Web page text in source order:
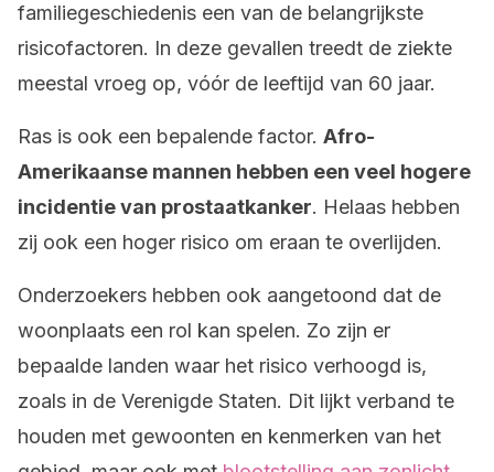
familiegeschiedenis een van de belangrijkste
risicofactoren. In deze gevallen treedt de ziekte
meestal vroeg op, vóór de leeftijd van 60 jaar.
Ras is ook een bepalende factor. Afro-
Amerikaanse mannen hebben een veel hogere
incidentie van prostaatkanker. Helaas hebben
zij ook een hoger risico om eraan te overlijden.
Onderzoekers hebben ook aangetoond dat de
woonplaats een rol kan spelen. Zo zijn er
bepaalde landen waar het risico verhoogd is,
zoals in de Verenigde Staten. Dit lijkt verband te
houden met gewoonten en kenmerken van het